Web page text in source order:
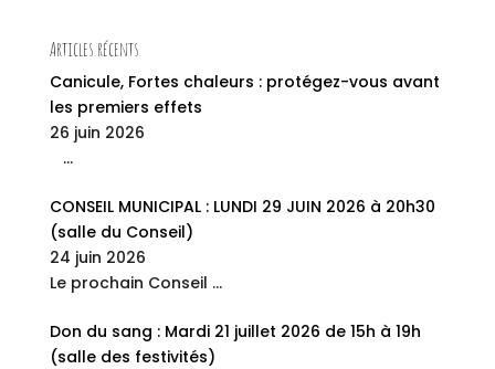
Articles récents
Canicule, Fortes chaleurs : protégez-vous avant
les premiers effets
26 juin 2026
…
CONSEIL MUNICIPAL : LUNDI 29 JUIN 2026 à 20h30
(salle du Conseil)
24 juin 2026
Le prochain Conseil …
Don du sang : Mardi 21 juillet 2026 de 15h à 19h
(salle des festivités)